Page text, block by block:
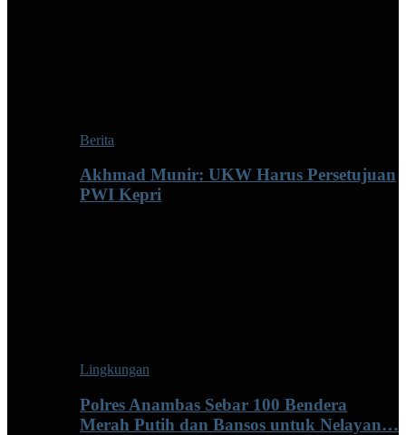
Berita
Akhmad Munir: UKW Harus Persetujuan
PWI Kepri
Lingkungan
Polres Anambas Sebar 100 Bendera
Merah Putih dan Bansos untuk Nelayan…